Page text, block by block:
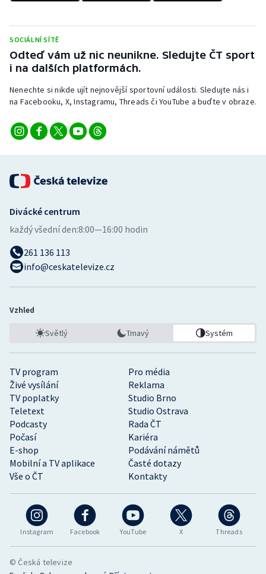
Stolní tenis
Veslování
Vodní slalom
SOCIÁLNÍ SÍTĚ
Odteď vám už nic neunikne. Sledujte ČT sport
i na dalších platformách.
Nenechte si nikde ujít nejnovější sportovní události. Sledujte nás i
na Facebooku, X, Instagramu, Threads či YouTube a buďte v obraze.
Instagram Facebook YouTube X Threads
TV program
Pro média
Živé vysílání
Reklama
TV poplatky
Studio Brno
Teletext
Studio Ostrava
Podcasty
Rada ČT
Počasí
Kariéra
E-shop
Podávání námětů
Mobilní a TV aplikace
Časté dotazy
Vše o ČT
Kontakty
Divácké centrum
každý všední den:8:00—16:00 hodin
261 136 113
info@ceskatelevize.cz
Vzhled
Světlý Tmavý Systém
© Česká televize